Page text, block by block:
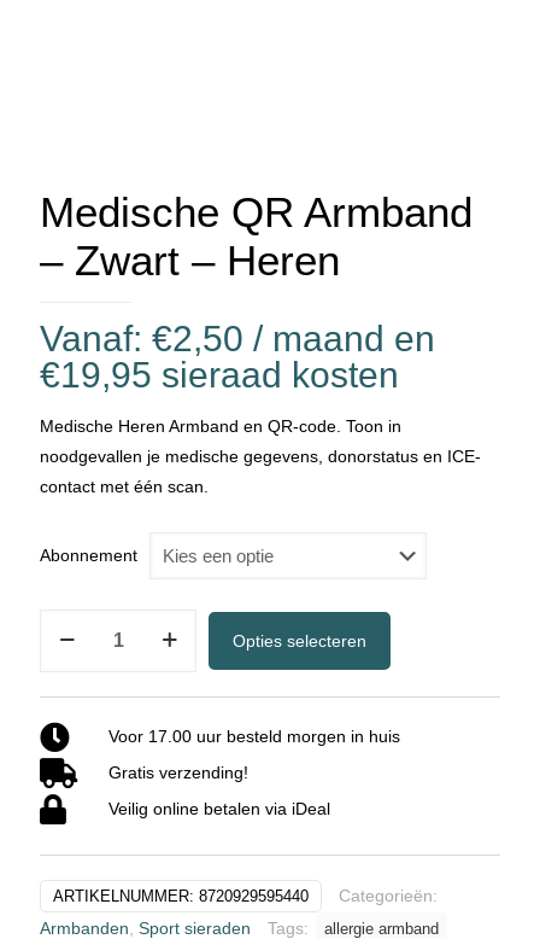
Medische QR Armband
– Zwart – Heren
Vanaf: €2,50 / maand en
€19,95 sieraad kosten
Medische Heren Armband en QR-code. Toon in
noodgevallen je medische gegevens, donorstatus en ICE-
contact met één scan.
Abonnement
Zwart
Heren
Opties selecteren
Voor 17.00 uur besteld morgen in huis
Gratis verzending!
Veilig online betalen via iDeal
ARTIKELNUMMER: 8720929595440
Categorieën:
Armbanden Sport sieraden Tags: allergie armband